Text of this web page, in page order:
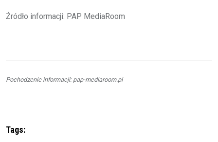
Źródło informacji: PAP MediaRoom
Pochodzenie informacji: pap-mediaroom.pl
Tags: